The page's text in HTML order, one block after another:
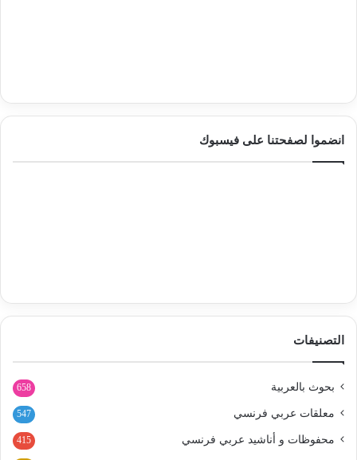
انضموا لصفحتنا على فيسبوك
التصنيفات
بحوث بالعربية 658
معلقات عربي فرنسي 547
محفوظات و أناشيد عربي فرنسي 415